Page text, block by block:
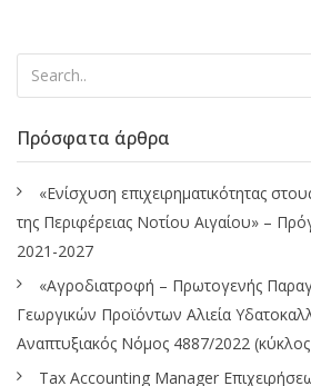
Πρόσφατα άρθρα
«Ενίσχυση επιχειρηματικότητας
της Περιφέρειας Νοτίου Αιγαίου» –
2021-2027
«Αγροδιατροφή – Πρωτογενής
Γεωργικών Προϊόντων Αλιεία
Αναπτυξιακός Νόμος 4887/2022 (κύκλος
Tax Accounting Manager